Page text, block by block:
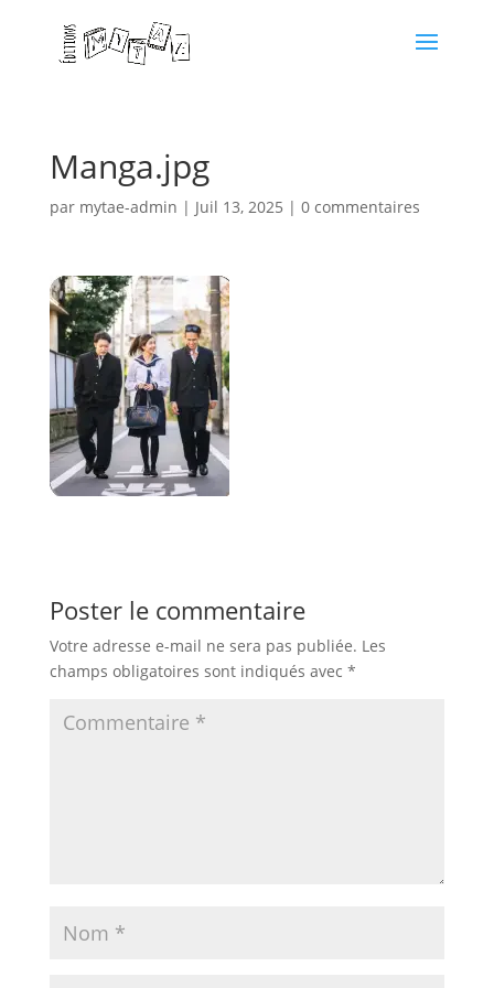
Manga.jpg
par mytae-admin | Juil 13, 2025 | 0 commentaires
Poster le commentaire
Votre adresse e-mail ne sera pas publiée. Les
champs obligatoires sont indiqués avec *